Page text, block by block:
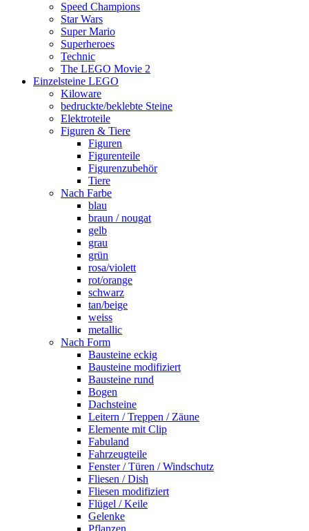
Speed Champions
Star Wars
Super Mario
Superheroes
Technic
The LEGO Movie 2
Einzelsteine LEGO
Kiloware
bedruckte/beklebte Steine
Elektroteile
Figuren & Tiere
Figuren
Figurenteile
Figurenzubehör
Tiere
Nach Farbe
blau
braun / nougat
gelb
grau
grün
rosa/violett
rot/orange
schwarz
tan/beige
weiss
metallic
Nach Form
Bausteine eckig
Bausteine modifiziert
Bausteine rund
Bogen
Dachsteine
Leitern / Treppen / Zäune
Elemente mit Clip
Fabuland
Fahrzeugteile
Fenster / Türen / Windschutz
Fliesen / Dish
Fliesen modifiziert
Flügel / Keile
Gelenke
Pflanzen